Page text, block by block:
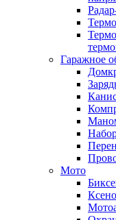
Гаражное
Мото